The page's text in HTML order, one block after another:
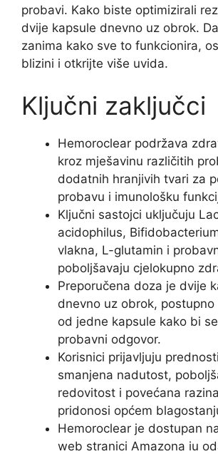
probavi. Kako biste optimizirali
dvije kapsule dnevno uz obrok.
zanima kako sve to funkcionira,
blizini i otkrijte više uvida.
Ključni zaključci
Hemoroclear podržava
kroz mješavinu različitih
dodatnih hranjivih tvari za
probavu i imunološku
Ključni sastojci uključuju
acidophilus,
vlakna, L-glutamin i
poboljšavaju cjelokupno
Preporučena doza je dvije
dnevno uz obrok, postupno
od jedne kapsule kako bi
probavni odgovor.
Korisnici prijavljuju
smanjena nadutost,
redovitost i povećana
pridonosi općem
Hemoroclear je dostupan
web stranici Amazona iu